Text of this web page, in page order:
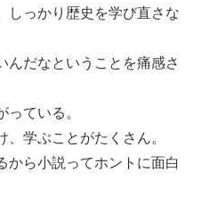
しっかり歴史を学び直さな
んだなということを痛感さ
ている。
学ぶことがたくさん。
から小説ってホントに面白